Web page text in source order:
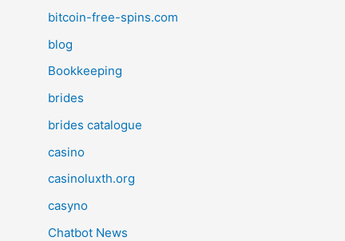
bitcoin-free-spins.com
blog
Bookkeeping
brides
brides catalogue
casino
casinoluxth.org
casyno
Chatbot News